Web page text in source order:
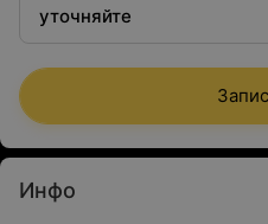
уточняйте
Инфо